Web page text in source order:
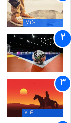
71%
7.4